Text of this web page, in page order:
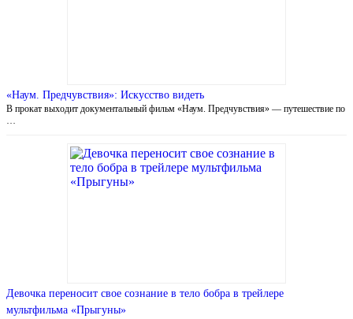
«Наум. Предчувствия»: Искусство видеть
В прокат выходит документальный фильм «Наум. Предчувствия» — путешествие по
…
Девочка переносит свое сознание в тело бобра в трейлере
мультфильма «Прыгуны»